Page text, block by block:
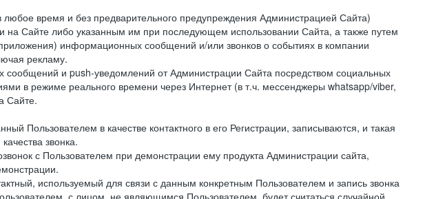
время и без предварительного предупреждения Администрацией Сайта)
Сайте либо указанным им при последующем использовании Сайта, а также путем
информационных сообщений и/или звонков о событиях в компании
рекламу.
и push-уведомлений от Администрации Сайта посредством социальных
в режиме реального времени через Интернет (в т.ч. мессенджеры whatsapp/viber,
Сайте.
Пользователем в качестве контактного в его Регистрации, записываются, и такая
звонка.
с Пользователем при демонстрации ему продукта Администрации сайта,
используемый для связи с данным конкретным Пользователем и запись звонка
с лицом, не являющимся Пользователем, будет считаться случайной.